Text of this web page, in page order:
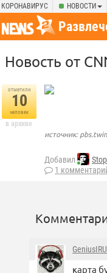
КОРОНАВИРУС НОВОСТИ
Новость от
отметили
10
человек
в архиве
источник:
Добавил
1
GeniusIRU
карта